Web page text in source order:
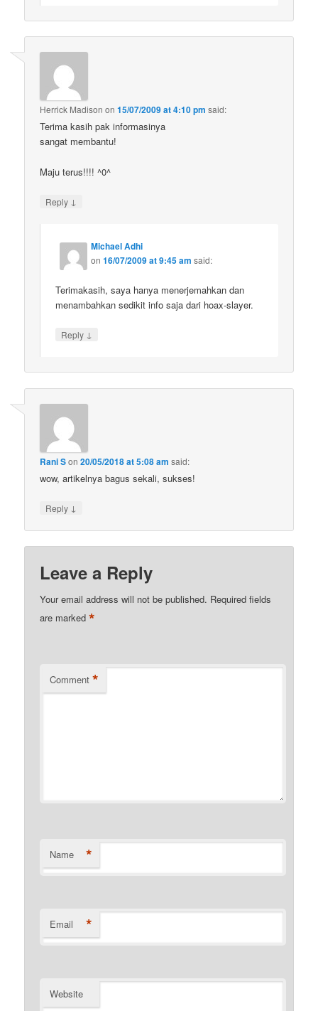
Herrick Madison on15/07/2009 at 4:10 pm said:
Terima kasih pak informasinya
sangat membantu!
Maju terus!!!! ^0^
Reply ↓
Michael Adhi
on16/07/2009 at 9:45 am said:
Terimakasih, saya hanya menerjemahkan dan
menambahkan sedikit info saja dari hoax-slayer.
Reply ↓
Rani Son20/05/2018 at 5:08 am said:
wow, artikelnya bagus sekali, sukses!
Reply ↓
Leave a Reply
Your email address will not be published. Required fields
are marked*
Comment *
Name *
Email *
Website